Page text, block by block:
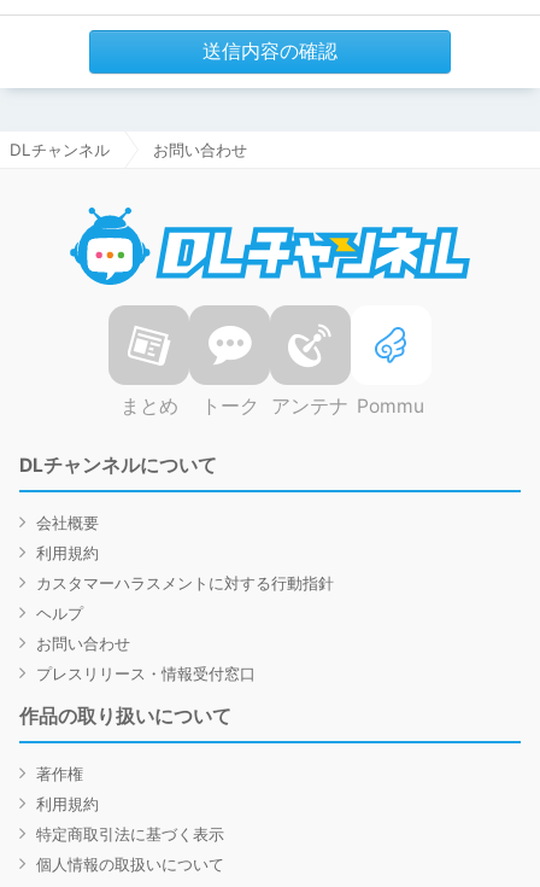
送信内容の確認
DLチャンネル お問い合わせ
まとめ トーク アンテナ Pommu
DLチャンネルについて
会社概要
利用規約
カスタマーハラスメントに対する行動指針
ヘルプ
お問い合わせ
プレスリリース・情報受付窓口
作品の取り扱いについて
著作権
利用規約
特定商取引法に基づく表示
個人情報の取扱いについて